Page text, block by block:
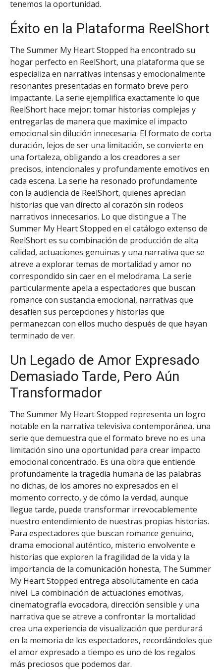
tenemos la oportunidad.
Éxito en la Plataforma ReelShort
The Summer My Heart Stopped ha encontrado su
hogar perfecto en ReelShort, una plataforma que se
especializa en narrativas intensas y emocionalmente
resonantes presentadas en formato breve pero
impactante. La serie ejemplifica exactamente lo que
ReelShort hace mejor: tomar historias complejas y
entregarlas de manera que maximice el impacto
emocional sin dilución innecesaria. El formato de corta
duración, lejos de ser una limitación, se convierte en
una fortaleza, obligando a los creadores a ser
precisos, intencionales y profundamente emotivos en
cada escena. La serie ha resonado profundamente
con la audiencia de ReelShort, quienes aprecian
historias que van directo al corazón sin rodeos
narrativos innecesarios. Lo que distingue a The
Summer My Heart Stopped en el catálogo extenso de
ReelShort es su combinación de producción de alta
calidad, actuaciones genuinas y una narrativa que se
atreve a explorar temas de mortalidad y amor no
correspondido sin caer en el melodrama. La serie
particularmente apela a espectadores que buscan
romance con sustancia emocional, narrativas que
desafíen sus percepciones y historias que
permanezcan con ellos mucho después de que hayan
terminado de ver.
Un Legado de Amor Expresado
Demasiado Tarde, Pero Aún
Transformador
The Summer My Heart Stopped representa un logro
notable en la narrativa televisiva contemporánea, una
serie que demuestra que el formato breve no es una
limitación sino una oportunidad para crear impacto
emocional concentrado. Es una obra que entiende
profundamente la tragedia humana de las palabras
no dichas, de los amores no expresados en el
momento correcto, y de cómo la verdad, aunque
llegue tarde, puede transformar irrevocablemente
nuestro entendimiento de nuestras propias historias.
Para espectadores que buscan romance genuino,
drama emocional auténtico, misterio envolvente e
historias que exploren la fragilidad de la vida y la
importancia de la comunicación honesta, The Summer
My Heart Stopped entrega absolutamente en cada
nivel. La combinación de actuaciones emotivas,
cinematografía evocadora, dirección sensible y una
narrativa que se atreve a confrontar la mortalidad
crea una experiencia de visualización que perdurará
en la memoria de los espectadores, recordándoles que
el amor expresado a tiempo es uno de los regalos
más preciosos que podemos dar.